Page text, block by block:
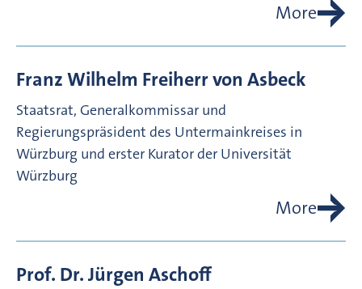
More
Franz Wilhelm Freiherr von Asbeck
Staatsrat, Generalkommissar und
Regierungspräsident des Untermainkreises in
Würzburg und erster Kurator der Universität
Würzburg
More
Prof. Dr.Jürgen Aschoff